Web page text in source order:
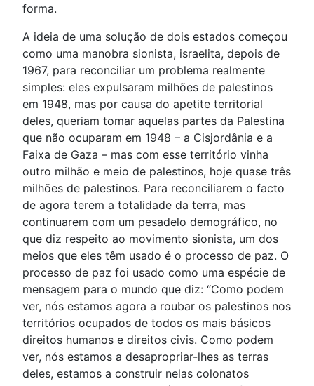
forma.
A ideia de uma solução de dois estados começou
como uma manobra sionista, israelita, depois de
1967, para reconciliar um problema realmente
simples: eles expulsaram milhões de palestinos
em 1948, mas por causa do apetite territorial
deles, queriam tomar aquelas partes da Palestina
que não ocuparam em 1948 – a Cisjordânia e a
Faixa de Gaza – mas com esse território vinha
outro milhão e meio de palestinos, hoje quase três
milhões de palestinos. Para reconciliarem o facto
de agora terem a totalidade da terra, mas
continuarem com um pesadelo demográfico, no
que diz respeito ao movimento sionista, um dos
meios que eles têm usado é o processo de paz. O
processo de paz foi usado como uma espécie de
mensagem para o mundo que diz: “Como podem
ver, nós estamos agora a roubar os palestinos nos
territórios ocupados de todos os mais básicos
direitos humanos e direitos civis. Como podem
ver, nós estamos a desapropriar-lhes as terras
deles, estamos a construir nelas colonatos